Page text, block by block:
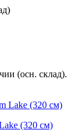
(осн. склад).
(320 см)